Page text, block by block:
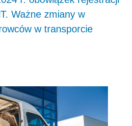
Ważne zmiany w
w transporcie